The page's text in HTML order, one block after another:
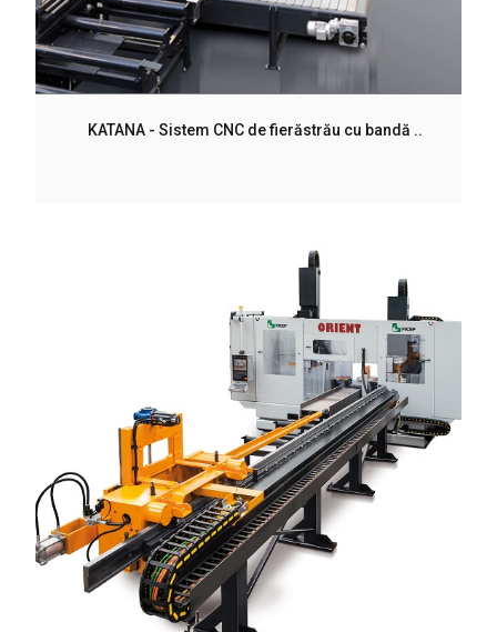
KATANA - Sistem CNC de fierăstrău cu bandă ..